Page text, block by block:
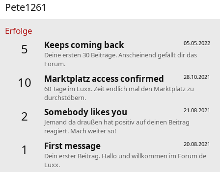
Pete1261
Erfolge
5 05.05.2022
Keeps coming back
Deine ersten 30 Beiträge. Anscheinend gefällt dir das
Forum.
10 28.10.2021
Marktplatz access confirmed
60 Tage im Luxx. Zeit endlich mal den Marktplatz zu
durchstöbern.
2 21.08.2021
Somebody likes you
Jemand da draußen hat positiv auf deinen Beitrag
reagiert. Mach weiter so!
1 20.08.2021
First message
Dein erster Beitrag. Hallo und willkommen im Forum de
Luxx.